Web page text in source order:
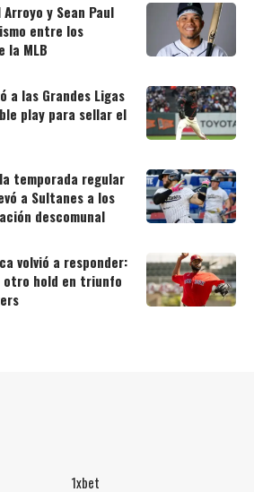
y Sean Paul
entre los
la MLB
a las Grandes Ligas
play para sellar el
temporada regular
a Sultanes a los
descomunal
volvió a responder:
otro hold en triunfo
1xbet